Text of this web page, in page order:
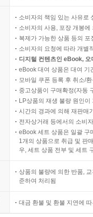
소비자의 책임 있는 사유로
소비자의 사용, 포장 개봉
복제가 가능한 상품 등의
소비자의 요청에 따라 개별
디지털 컨텐츠인 eBook,
eBook 대여 상품은 대여 기
모바일 쿠폰 등록 후 취소/
중고상품이 구매확정(자동
LP상품의 재생 불량 원인
시간의 경과에 의해 재판매
전자상거래 등에서의 소비
eBook 세트 상품은 일괄 구
1개의 상품으로 취급 및 판
우, 세트 상품 전부 및 세트
상품의 불량에 의한 반품,
준하여 처리됨
대금 환불 및 환불 지연에